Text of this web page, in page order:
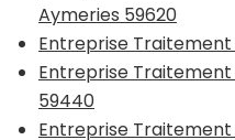
Aymeries 59620
Entreprise Traitement
Entreprise Traitement
59440
Entreprise Traitement